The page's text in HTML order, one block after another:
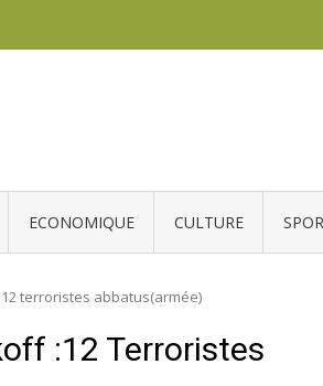
ECONOMIQUE CULTURE
terroristes abbatus(armée)
:12 Terroristes